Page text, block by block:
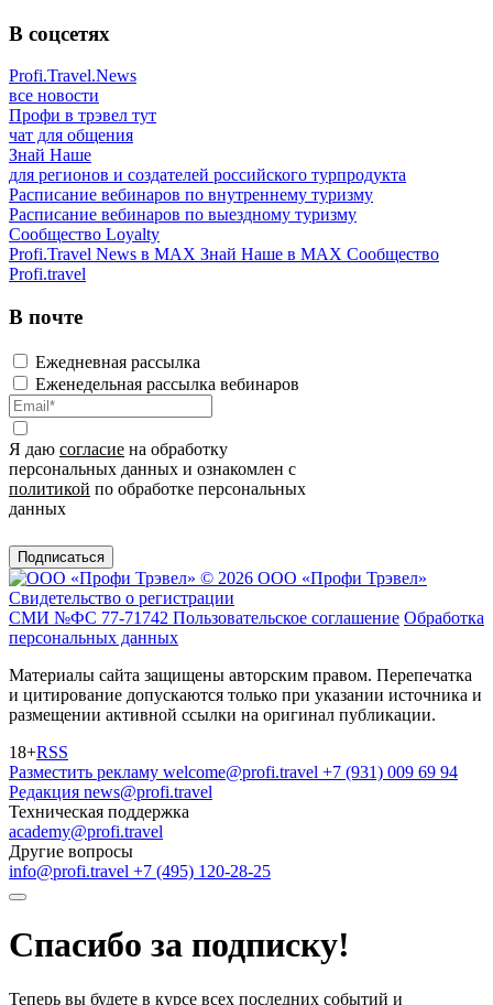
В соцсетях
Profi.Travel.News
все новости
Профи в трэвел тут
чат для общения
Знай Наше
для регионов и создателей российского турпродукта
Расписание вебинаров по внутреннему туризму
Расписание вебинаров по выездному туризму
Сообщество Loyalty
Profi.Travel News в MAX Знай Наше в MAX Сообщество
Profi.travel
В почте
Ежедневная рассылка
Еженедельная рассылка вебинаров
Я даю согласие на обработку
персональных данных и ознакомлен с
политикой по обработке персональных
данных
Подписаться
© 2026 ООО «Профи Трэвeл»
Свидетельство о регистрации
СМИ №ФС 77-71742 Пользовательское соглашение Обработка
персональных данных
Материалы сайта защищены авторским правом. Перепечатка
и цитирование допускаются только при указании источника и
размещении активной ссылки на оригинал публикации.
18+RSS
Разместить рекламу welcome@profi.travel +7 (931) 009 69 94
Редакция news@profi.travel
Техническая поддержка
academy@profi.travel
Другие вопросы
info@profi.travel +7 (495) 120-28-25
Спасибо за подписку!
Теперь вы будете в курсе всех последних событий и